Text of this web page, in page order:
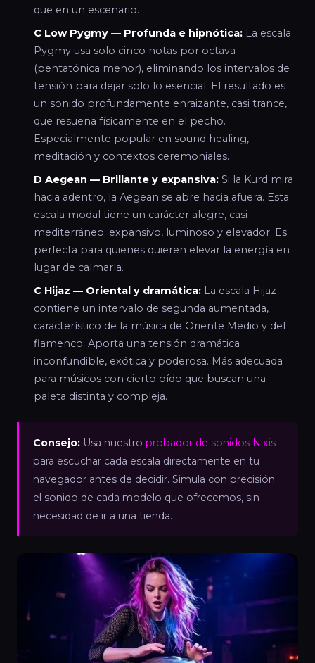
que en un escenario.
C Low Pygmy — Profunda e hipnótica: La escala
Pygmy usa solo cinco notas por octava
(pentatónica menor), eliminando los intervalos de
tensión para dejar solo lo esencial. El resultado es
un sonido profundamente enraizante, casi trance,
que resuena físicamente en el pecho.
Especialmente popular en sound healing,
meditación y contextos ceremoniales.
D Aegean — Brillante y expansiva: Si la Kurd mira
hacia adentro, la Aegean se abre hacia afuera. Esta
escala modal tiene un carácter alegre, casi
mediterráneo: expansivo, luminoso y elevador. Es
perfecta para quienes quieren elevar la energía en
lugar de calmarla.
C Hijaz — Oriental y dramática: La escala Hijaz
contiene un intervalo de segunda aumentada,
característico de la música de Oriente Medio y del
flamenco. Aporta una tensión dramática
inconfundible, exótica y poderosa. Más adecuada
para músicos con cierto oído que buscan una
paleta distinta y compleja.
Consejo: Usa nuestro probador de sonidos Nixis
para escuchar cada escala directamente en tu
navegador antes de decidir. Simula con precisión
el sonido de cada modelo que ofrecemos, sin
necesidad de ir a una tienda.